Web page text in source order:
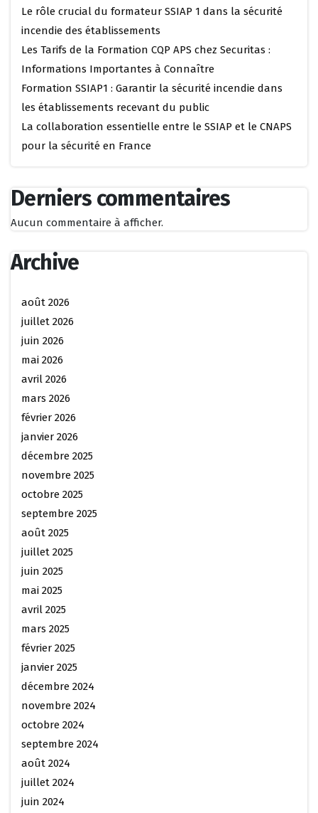
Le rôle crucial du formateur SSIAP 1 dans la sécurité
incendie des établissements
Les Tarifs de la Formation CQP APS chez Securitas :
Informations Importantes à Connaître
Formation SSIAP1 : Garantir la sécurité incendie dans
les établissements recevant du public
La collaboration essentielle entre le SSIAP et le CNAPS
pour la sécurité en France
Derniers commentaires
Aucun commentaire à afficher.
Archive
août 2026
juillet 2026
juin 2026
mai 2026
avril 2026
mars 2026
février 2026
janvier 2026
décembre 2025
novembre 2025
octobre 2025
septembre 2025
août 2025
juillet 2025
juin 2025
mai 2025
avril 2025
mars 2025
février 2025
janvier 2025
décembre 2024
novembre 2024
octobre 2024
septembre 2024
août 2024
juillet 2024
juin 2024